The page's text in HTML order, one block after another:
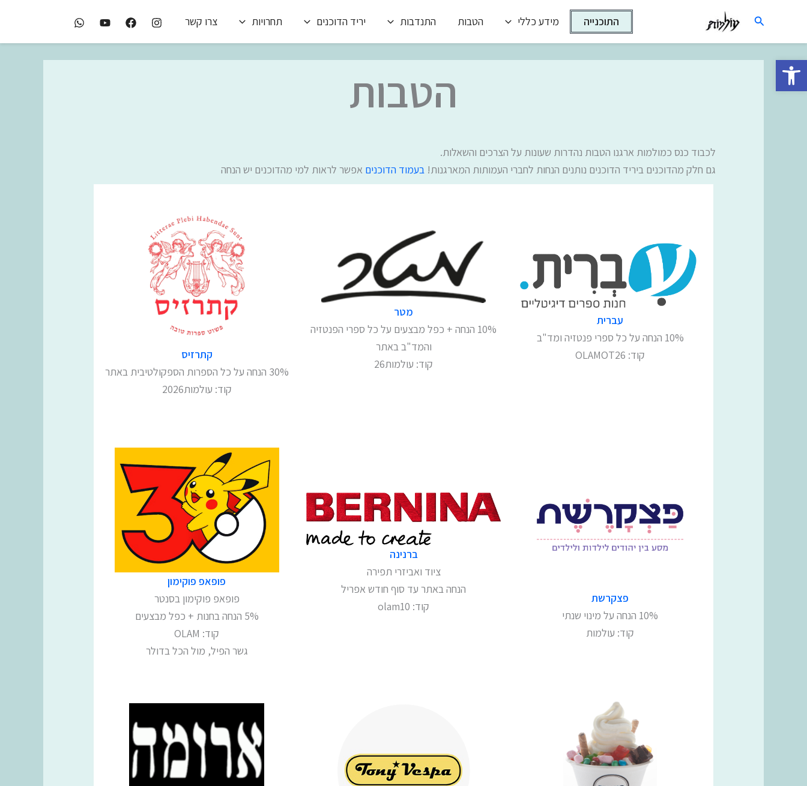
פתח סרגל נגישות
חיפוש התוכנייה מידע כללי הטבות התנדבות יריד הדוכנים תחרויות צרו קשר
הטבות
לכבוד כנס כמולמות ארגנו הטבות נהדרות שעונות על הצרכים והשאלות.
גם חלק מהדוכנים ביריד הדוכנים נותנים הנחות לחברי העמותות המארגנות! בעמוד הדוכנים אפשר לראות למי מהדוכנים יש הנחה
עברית
10% הנחה על כל ספרי פנטזיה ומד"ב
קוד: OLAMOT26
מטר
10% הנחה + כפל מבצעים על כל ספרי הפנטזיה
והמד"ב באתר
קוד: עולמות26
קתרזיס
30% הנחה על כל הספרות הספקולטיבית באתר
קוד: עולמות2026
פצקרשת
10% הנחה על מינוי שנתי
קוד: עולמות
ברנינה
ציוד ואביזרי תפירה
הנחה באתר עד סוף חודש אפריל
קוד: olam10
פופאפ פוקימון
פופאפ פוקימון בסנטר
5% הנחה בחנות + כפל מבצעים
קוד: OLAM
גשר הפיל, מול הכל בדולר